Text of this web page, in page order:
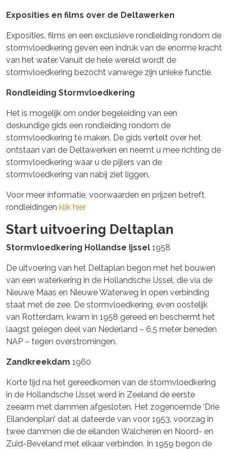
Exposities en films over de Deltawerken
Exposities, films en een exclusieve rondleiding rondom de
stormvloedkering geven een indruk van de enorme kracht
van het water. Vanuit de hele wereld wordt de
stormvloedkering bezocht vanwege zijn unieke functie.
Rondleiding Stormvloedkering
Het is mogelijk om onder begeleiding van een
deskundige gids een rondleiding rondom de
stormvloedkering te maken. De gids vertelt over het
ontstaan van de Deltawerken en neemt u mee richting de
stormvloedkering waar u de pijlers van de
stormvloedkering van nabij ziet liggen.
Voor meer informatie, voorwaarden en prijzen betreft
rondleidingen klik hier
Start uitvoering Deltaplan
Stormvloedkering Hollandse Ijssel 1958
De uitvoering van het Deltaplan begon met het bouwen
van een waterkering in de Hollandsche IJssel, die via de
Nieuwe Maas en Nieuwe Waterweg in open verbinding
staat met de zee. De stormvloedkering, even oostelijk
van Rotterdam, kwam in 1958 gereed en beschermt het
laagst gelegen deel van Nederland – 6,5 meter beneden
NAP – tegen overstromingen.
Zandkreekdam 1960
Korte tijd na het gereedkomen van de stormvloedkering
in de Hollandsche IJssel werd in Zeeland de eerste
zeearm met dammen afgesloten. Het zogenoemde ‘Drie
Eilandenplan’ dat al dateerde van voor 1953, voorzag in
twee dammen die de eilanden Walcheren en Noord- en
Zuid-Beveland met elkaar verbinden. In 1959 begon de